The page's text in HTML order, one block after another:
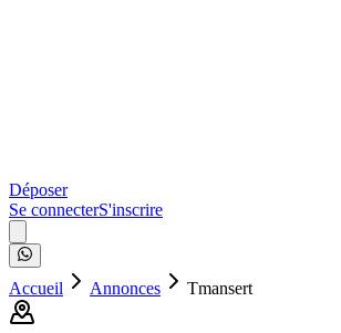
Déposer
Se connecterS'inscrire
Accueil Annonces Tmansert